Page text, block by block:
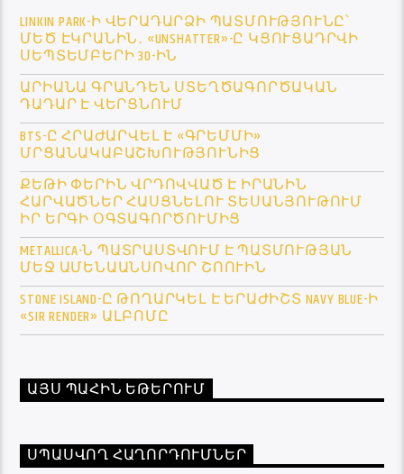
LINKIN PARK-Ի ՎԵՐԱԴԱՐՁԻ ՊԱՏՄՈՒԹՅՈՒՆԸ՝
ՄԵԾ ԷԿՐԱՆԻՆ․ «UNSHATTER»-Ը ԿՑՈՒՑԱԴՐՎԻ
ՍԵՊՏԵՄԲԵՐԻ 30-ԻՆ
ԱՐԻԱՆԱ ԳՐԱՆԴԵՆ ՍՏԵՂԾԱԳՈՐԾԱԿԱՆ
ԴԱԴԱՐ Է ՎԵՐՑՆՈՒՄ
BTS-Ը ՀՐԱԺԱՐՎԵԼ Է «ԳՐԵՄՄԻ»
ՄՐՑԱՆԱԿԱԲԱՇԽՈՒԹՅՈՒՆԻՑ
ՔԵԹԻ ՓԵՐԻՆ ՎՐԴՈՎՎԱԾ Է ԻՐԱՆԻՆ
ՀԱՐՎԱԾՆԵՐ ՀԱՍՑՆԵԼՈՒ ՏԵՍԱՆՅՈՒԹՈՒՄ
ԻՐ ԵՐԳԻ ՕԳՏԱԳՈՐԾՈՒՄԻՑ
METALLICA-Ն ՊԱՏՐԱՍՏՎՈՒՄ Է ՊԱՏՄՈՒԹՅԱՆ
ՄԵՋ ԱՄԵՆԱԱՆՍՈՎՈՐ ՇՈՈՒԻՆ
STONE ISLAND-Ը ԹՈՂԱՐԿԵԼ Է ԵՐԱԺԻՇՏ NAVY BLUE-Ի
«SIR RENDER» ԱԼԲՈՄԸ
ԱՅՍ ՊԱՀԻՆ ԵԹԵՐՈՒՄ
ՍՊԱՍՎՈՂ ՀԱՂՈՐԴՈՒՄՆԵՐ